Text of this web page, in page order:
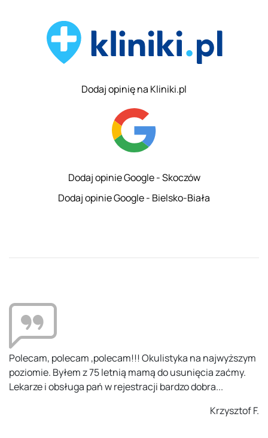
Dodaj opinię na Kliniki.pl
Dodaj opinie Google - Skoczów
Dodaj opinie Google - Bielsko-Biała
Kompetentni ludzie, na odpowiednim miejscu. Zostałem
potraktowany z uwagą i zaangażowaniem. Problemów
przy rejestracji nie było. Polecam.
Ania K.